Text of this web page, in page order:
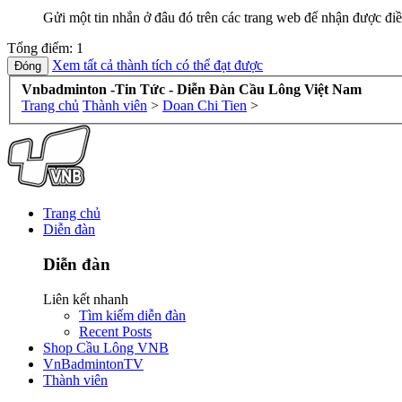
Gửi một tin nhắn ở đâu đó trên các trang web để nhận được
Tổng điểm: 1
Xem tất cả thành tích có thể đạt được
Vnbadminton -Tin Tức - Diễn Đàn Cầu Lông Việt Nam
Trang chủ Thành viên > Doan Chi Tien >
Trang chủ
Diễn đàn
Diễn đàn
Liên kết nhanh
Tìm kiếm diễn đàn
Recent Posts
Shop Cầu Lông VNB
VnBadmintonTV
Thành viên